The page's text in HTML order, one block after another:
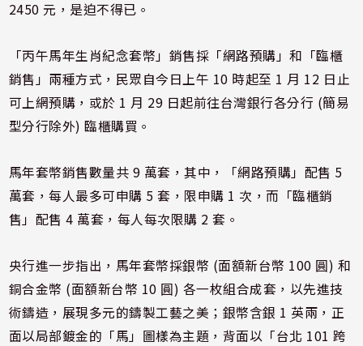
2450 元，是迫不得已。
「丙午馬年生肖紀念套幣」銷售採「網路預購」和「臨櫃
銷售」兩種方式，民眾自今日上午 10 時起至 1 月 12 日止
可上網預購，或於 1 月 29 日起前往台灣銀行各分行 (簡易
型分行除外) 臨櫃購買。
馬年套幣銷售數量共 9 萬套，其中，「網路預購」配售 5
萬套，每人最多可申購 5 套，限申購 1 次，而「臨櫃銷
售」配售 4 萬套，每人每次限購 2 套。
央行進一步指出，馬年套幣採銀幣 (面額新台幣 100 圓) 和
銅合金幣 (面額新台幣 10 圓) 各一枚組合成套，以先進技
術鑄造，展現多元的鑄製工藝之美；銀幣含銀 1 英兩，正
面以局部鍍金的「馬」圖樣為主題，背面以「台北 101 跨